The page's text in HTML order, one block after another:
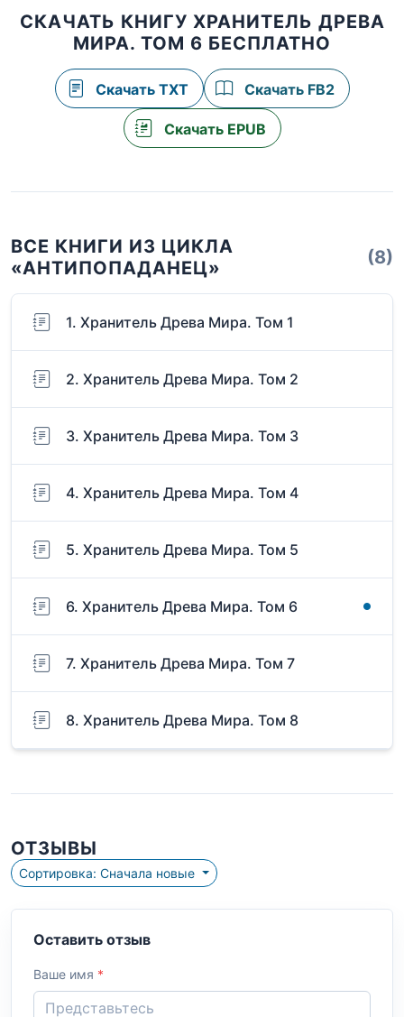
СКАЧАТЬ КНИГУ ХРАНИТЕЛЬ ДРЕВА
МИРА. ТОМ 6 БЕСПЛАТНО
Скачать TXT Скачать FB2
Скачать EPUB
ВСЕ КНИГИ ИЗ ЦИКЛА
«АНТИПОПАДАНЕЦ»
(8)
1. Хранитель Древа Мира. Том 1
2. Хранитель Древа Мира. Том 2
3. Хранитель Древа Мира. Том 3
4. Хранитель Древа Мира. Том 4
5. Хранитель Древа Мира. Том 5
6. Хранитель Древа Мира. Том 6
7. Хранитель Древа Мира. Том 7
8. Хранитель Древа Мира. Том 8
ОТЗЫВЫ
Сортировка: Сначала новые
Оставить отзыв
Ваше имя *